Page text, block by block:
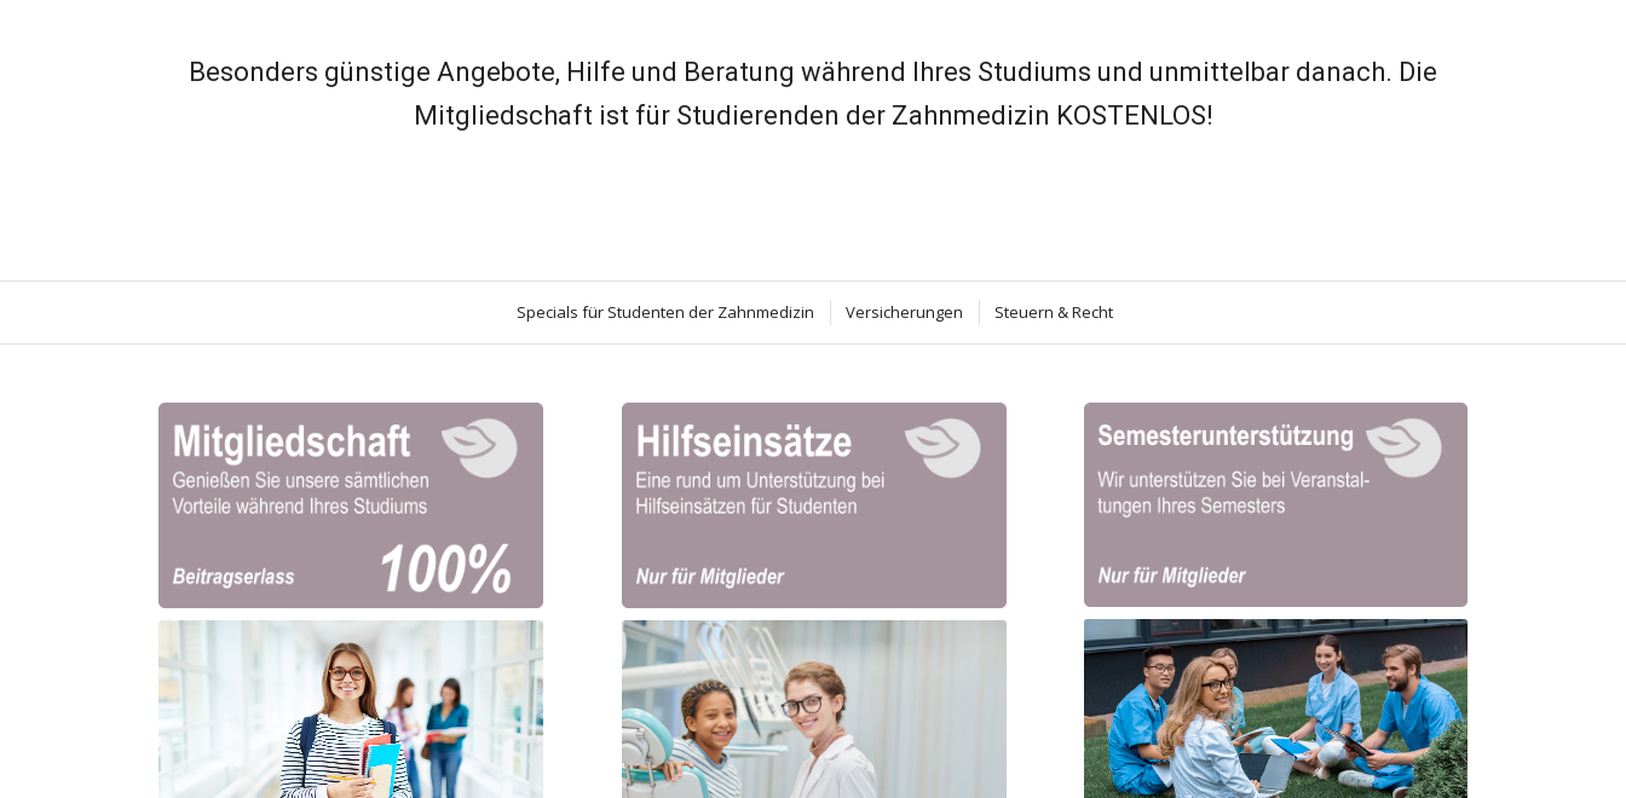
Besonders günstige Angebote, Hilfe und Beratung während Ihres Studiums und unmittelbar danach. Die
Mitgliedschaft ist für Studierenden der Zahnmedizin KOSTENLOS!
Specials für Studenten der Zahnmedizin Versicherungen Steuern & Recht